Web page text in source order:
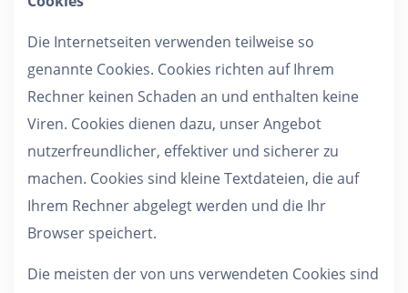
Die Internetseiten verwenden teilweise so
genannte Cookies. Cookies richten auf Ihrem
Rechner keinen Schaden an und enthalten keine
Viren. Cookies dienen dazu, unser Angebot
nutzerfreundlicher, effektiver und sicherer zu
machen. Cookies sind kleine Textdateien, die auf
Ihrem Rechner abgelegt werden und die Ihr
Browser speichert.
Die meisten der von uns verwendeten Cookies sind